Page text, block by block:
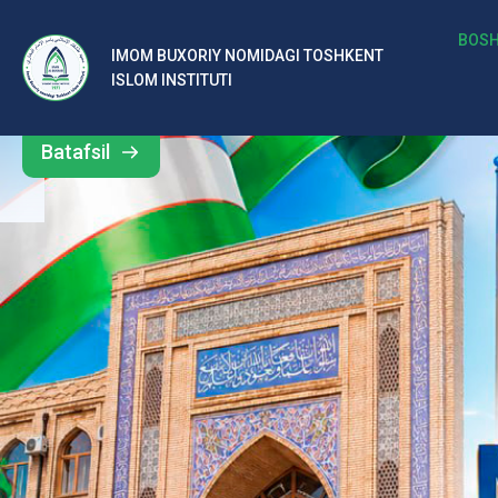
IMOM BUXORIY NOMIDAGI TOSHKENT
ISLOM INSTITUTI
b
al
ar
o‘
rt
a
si
d
Barcha
yangiliklar
Batafsil